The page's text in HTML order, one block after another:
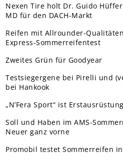
Nexen Tire holt Dr. Guido
MD für den DACH-Markt
Reifen mit Allrounder-
Express-Sommerreifentest
Zweites Grün für Goodyear
Testsiegergene bei Pirelli und
bei Hankook
„N’Fera Sport“ ist
Soll und Haben im AMS-
Neuer ganz vorne
Promobil testet Sommerreifen